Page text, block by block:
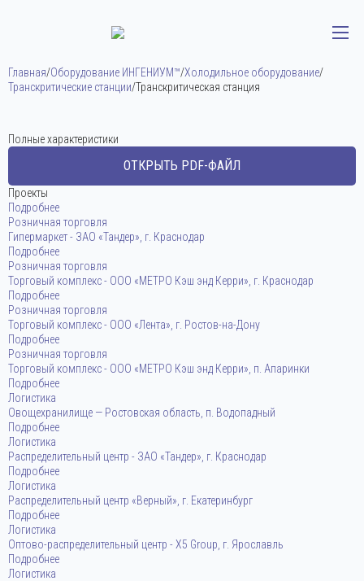
Главная/Оборудование ИНГЕНИУМ™/Холодильное оборудование/
Транскритические станции/Транскритическая станция
Полные характеристики
ОТКРЫТЬ PDF-ФАЙЛ
Проекты
Подробнее
Розничная торговля
Гипермаркет - ЗАО «Тандер», г. Краснодар
Подробнее
Розничная торговля
Торговый комплекс - ООО «МЕТРО Кэш энд Керри», г. Краснодар
Подробнее
Розничная торговля
Торговый комплекс - ООО «Лента», г. Ростов-на-Дону
Подробнее
Розничная торговля
Торговый комплекс - ООО «МЕТРО Кэш энд Керри», п. Апаринки
Подробнее
Логистика
Овощехранилище — Ростовская область, п. Водопадный
Подробнее
Логистика
Распределительный центр - ЗАО «Тандер», г. Краснодар
Подробнее
Логистика
Распределительный центр «Верный», г. Екатеринбург
Подробнее
Логистика
Оптово-распределительный центр - Х5 Group, г. Ярославль
Подробнее
Логистика